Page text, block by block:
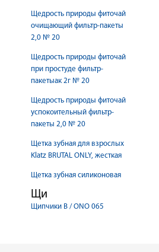
Щедрость природы фиточай
очищающий фильтр-пакеты
2,0 № 20
Щедрость природы фиточай
при простуде фильтр-
пакетыак 2г № 20
Щедрость природы фиточай
успокоительный фильтр-
пакеты 2,0 № 20
Щетка зубная для взрослых
Klatz BRUTAL ONLY, жесткая
Щетка зубная силиконовая
Щи
Щипчики B / ONO 065